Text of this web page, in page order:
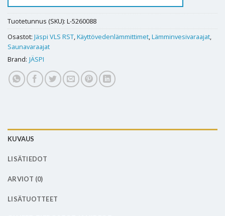
Tuotetunnus (SKU): L-5260088
Osastot: Jäspi VLS RST,Käyttövedenlämmittimet,Lämminvesivaraajat,
Saunavaraajat
Brand: JÄSPI
KUVAUS
LISÄTIEDOT
ARVIOT (0)
LISÄTUOTTEET